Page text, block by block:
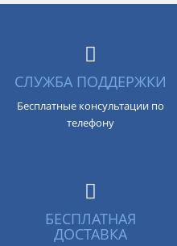
СЛУЖБА ПОДДЕРЖКИ
Бесплатные консультации по
телефону
БЕСПЛАТНАЯ
ДОСТАВКА